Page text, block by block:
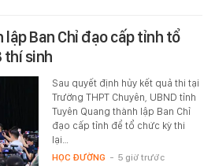
lập Ban Chỉ đạo cấp tỉnh tổ
thí sinh
Sau quyết định hủy kết quả thi tại
Trường THPT Chuyên, UBND tỉnh
Tuyên Quang thành lập Ban Chỉ
đạo cấp tỉnh để tổ chức kỳ thi
lại…
HỌC ĐƯỜNG - 5 giờ trước